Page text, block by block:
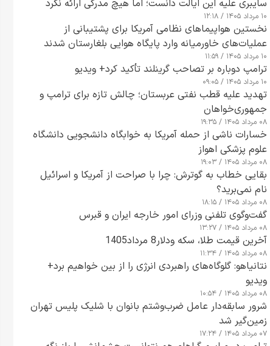
سایبری علیه این ایالت دانست؛ اما هیچ مدرکی ارائه نکرد
۱۰ مرداد ۱۴۰۵ / ۱۲:۱۸
نخستین هواپیماهای نظامی آمریکا برای پشتیبانی از
عملیات‌های خاورمیانه وارد پایگاه هوایی بلغارستان شدند
۱۰ مرداد ۱۴۰۵ / ۱۱:۵۹
ترامپ دوباره بر تصاحب گرینلند تأکید کرد+ ویدیو
۱۰ مرداد ۱۴۰۵ / ۰۹:۰۵
تهدید علیه قطب نفتی عربستان؛ چالش تازه برای ترامپ و
جمهوری‌خواهان
۰۸ مرداد ۱۴۰۵ / ۱۹:۳۵
خسارات ناشی از حمله آمریکا به خوابگاه دانشجویی دانشگاه
علوم پزشکی اهواز
۰۸ مرداد ۱۴۰۵ / ۱۹:۰۳
بقایی خطاب به گوترش: چرا با صراحت از آمریکا و اسرائیل
نام نمی‌برید؟
۰۸ مرداد ۱۴۰۵ / ۱۸:۱۵
گفت‌وگوی تلفنی وزرای امور خارجه ایران و قبرس
۰۸ مرداد ۱۴۰۵ / ۱۳:۲۷
آخرین قیمت طلا، سکه ودلار8 مرداد1405
۰۸ مرداد ۱۴۰۵ / ۱۱:۳۴
نتانیاهو: گلوگاه‌های راهبردی انرژی را از بین خواهیم برد+
ویدیو
۰۸ مرداد ۱۴۰۵ / ۱۰:۵۴
شرور سابقه‌دار عامل ضرب‌وشتم بانوان با شلیک پلیس تهران
زمین‌گیر شد
۰۷ مرداد ۱۴۰۵ / ۱۷:۲۴